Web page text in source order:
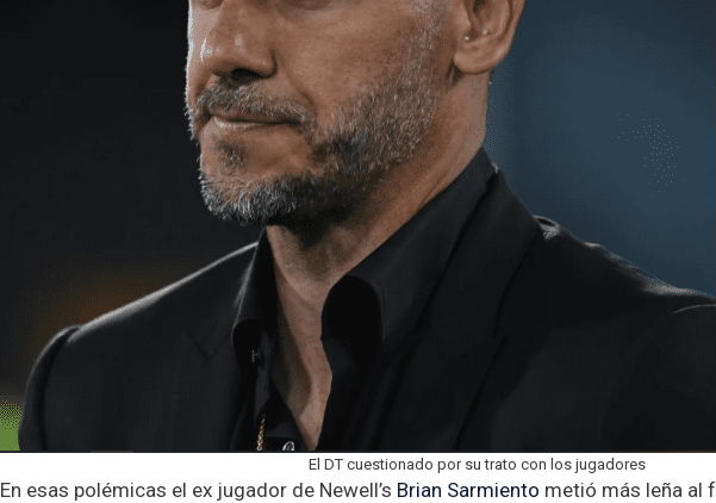
El DT cuestionado por su trato con los jugadores
En esas polémicas el ex jugador de Newell’s Brian Sarmiento metió más leña al